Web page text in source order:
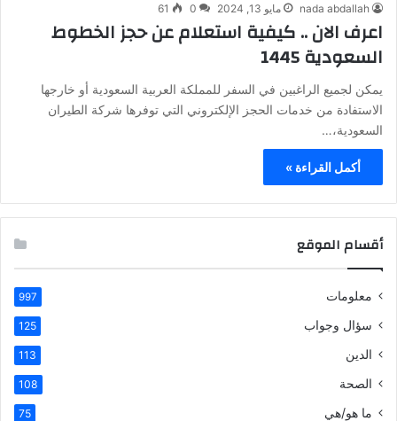
nada abdallah مايو 13, 2024 0
61
اعرف الان .. كيفية استعلام عن حجز الخطوط
السعودية 1445
يمكن لجميع الراغبين في السفر للمملكة العربية السعودية أو خارجها
الاستفادة من خدمات الحجز الإلكتروني التي توفرها شركة الطيران
السعودية،…
أكمل القراءة »
أقسام الموقع
معلومات 997
سؤال وجواب 125
الدين 113
الصحة 108
ما هو/هي 75